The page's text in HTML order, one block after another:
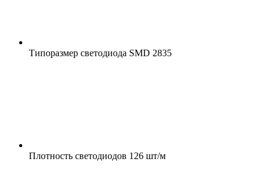
Типоразмер светодиода SMD 2835
Плотность светодиодов 126 шт/м